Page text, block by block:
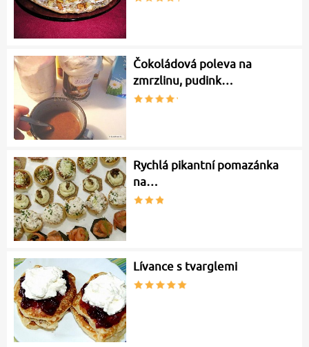
Čokoládová poleva na
zmrzlinu, pudink…
Rychlá pikantní pomazánka
na…
Lívance s tvarglemi